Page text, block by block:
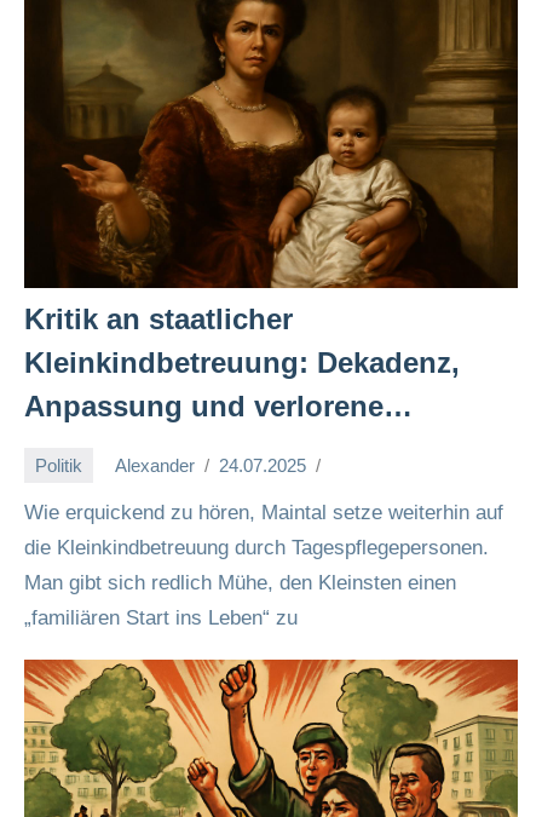
Kritik an staatlicher
Kleinkindbetreuung: Dekadenz,
Anpassung und verlorene
Politik Alexander 24.07.2025
Wie erquickend zu hören, Maintal setze weiterhin auf
die Kleinkindbetreuung durch Tagespflegepersonen.
Man gibt sich redlich Mühe, den Kleinsten einen
„familiären Start ins Leben“ zu